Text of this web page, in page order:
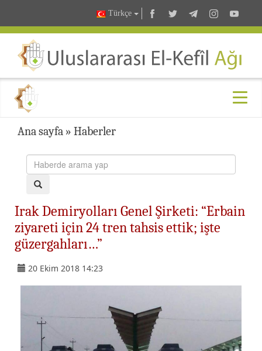
Türkçe
Ana sayfa » Haberler
Irak Demiryolları Genel Şirketi: “Erbain
ziyareti için 24 tren tahsis ettik; işte
güzergahları…”
20 Ekim 2018 14:23